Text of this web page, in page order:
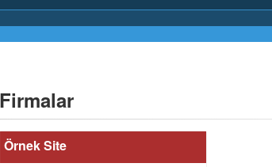
Firmalar
Örnek Site